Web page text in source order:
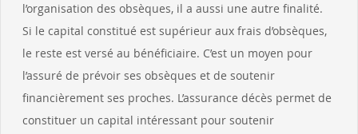
l’organisation des obsèques, il a aussi une autre finalité.
Si le capital constitué est supérieur aux frais d’obsèques,
le reste est versé au bénéficiaire. C’est un moyen pour
l’assuré de prévoir ses obsèques et de soutenir
financièrement ses proches. L’assurance décès permet de
constituer un capital intéressant pour soutenir